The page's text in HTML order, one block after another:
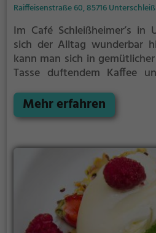
Raiffeisenstraße 60, 85716
Im Café Schleißheimer’s in
sich der Alltag wunderbar
kann man sich in
Tasse duftendem Kaffee
für den gibt es ein
Abends locken leckere
das Café
Auswahl, die keine
in die entspannte
Besuch in diesem kleinen
Mehr erfahren